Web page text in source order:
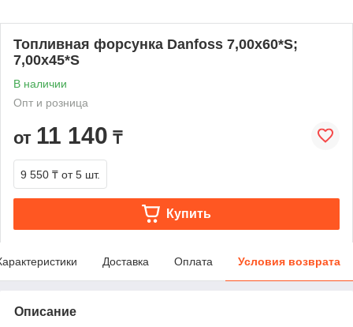
Топливная форсунка Danfoss 7,00х60*S;
7,00х45*S
В наличии
Опт и розница
от 11 140 ₸
9 550 ₸ от 5 шт.
Купить
Доставка Оплата Условия возврата
Описание